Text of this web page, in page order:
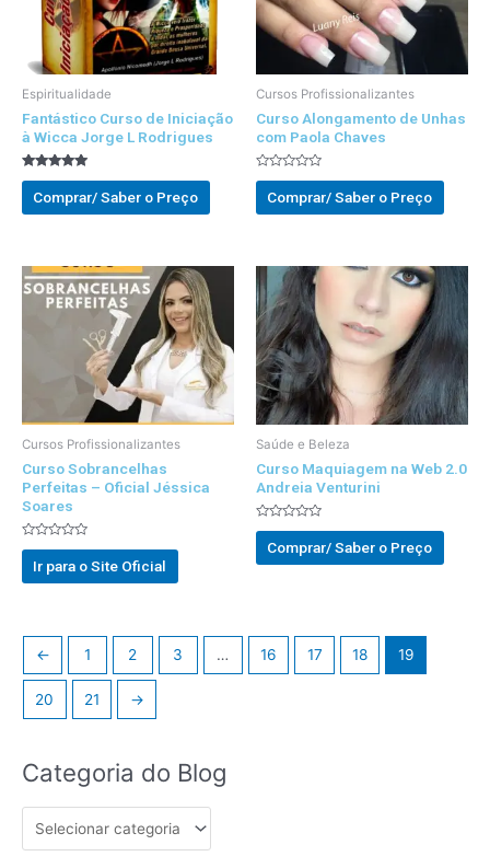
Espiritualidade
Fantástico Curso de Iniciação
à Wicca Jorge L Rodrigues
Avaliado
5.00
out of 5
Comprar/ Saber o Preço
Cursos Profissionalizantes
Curso Alongamento de Unhas
com Paola Chaves
Avaliado
out
of
Comprar/ Saber o Preço
Cursos Profissionalizantes
Curso Sobrancelhas
Perfeitas – Oficial Jéssica
Soares
Avaliado
out
of
Ir para o Site Oficial
Saúde e Beleza
Curso Maquiagem na Web 2.0
Andreia Venturini
Avaliado
out
of
Comprar/ Saber o Preço
← 1 2 3 … 16 17 18 19
20 21 →
Categoria do Blog
Categoria
do
Blog